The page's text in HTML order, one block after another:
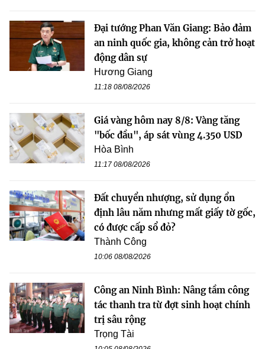
Đại tướng Phan Văn Giang: Bảo đảm
an ninh quốc gia, không cản trở hoạt
động dân sự
Hương Giang
11:18 08/08/2026
Giá vàng hôm nay 8/8: Vàng tăng
"bốc đầu", áp sát vùng 4.350 USD
Hòa Bình
11:17 08/08/2026
Đất chuyển nhượng, sử dụng ổn
định lâu năm nhưng mất giấy tờ gốc,
có được cấp sổ đỏ?
Thành Công
10:06 08/08/2026
Công an Ninh Bình: Nâng tầm công
tác thanh tra từ đợt sinh hoạt chính
trị sâu rộng
Trọng Tài